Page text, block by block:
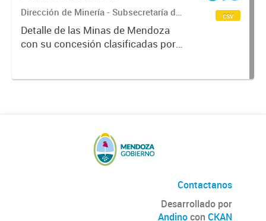
Dirección de Minería - Subsecretaría de
Energía y Minería
Detalle de las Minas de Mendoza
con su concesión clasificadas por
csv
Contactanos
Desarrollado por
Andinocon CKAN